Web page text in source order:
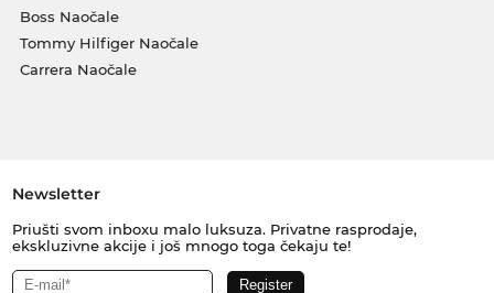
Boss Naočale
Tommy Hilfiger Naočale
Carrera Naočale
Newsletter
Priušti svom inboxu malo luksuza. Privatne rasprodaje,
ekskluzivne akcije i još mnogo toga čekaju te!